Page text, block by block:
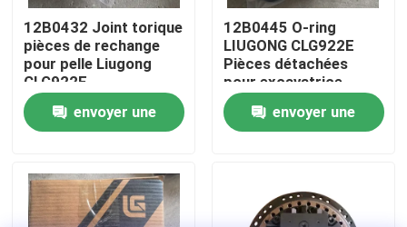
nouvelles
Demande de soumission
Pièces de rechange Cummins
12B0432 Joint torique
pièces de rechange
pour pelle Liugong
CLG922E
envoyer une
12B0445 O-ring
LIUGONG CLG922E
Pièces détachées
pour excavatrice
envoyer une